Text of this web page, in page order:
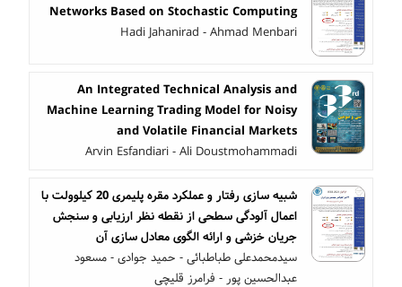
Networks Based on Stochastic Computing
Hadi Jahanirad - Ahmad Menbari
An Integrated Technical Analysis and
Machine Learning Trading Model for Noisy
and Volatile Financial Markets
Arvin Esfandiari - Ali Doustmohammadi
شبیه سازی رفتار و عملکرد مقره پلیمری 20 کیلوولت با
اعمال آلودگی سطحی از نقطه نظر ارزیابی و سنجش
جریان خزشی و ارائه الگوی معادل سازی آن
سیدمحمدعلی طباطبائی - حمید جوادی - مسعود
عبدالحسین پور - فرامرز قلیچی